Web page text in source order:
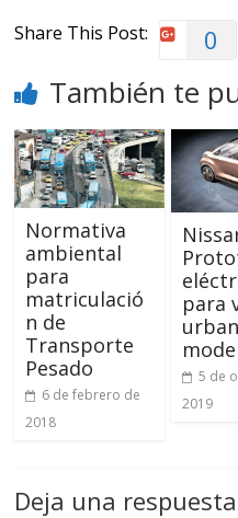
Share This Post: 0
También te
Normativa
ambiental
para
matriculació
n de
Transporte
Pesado
6 de febrero de
2018
para
5 de
2019
Deja una respuesta